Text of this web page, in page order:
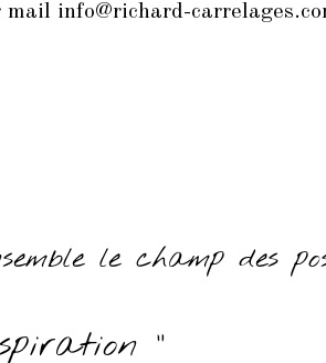
info@richard-
le champ des
"